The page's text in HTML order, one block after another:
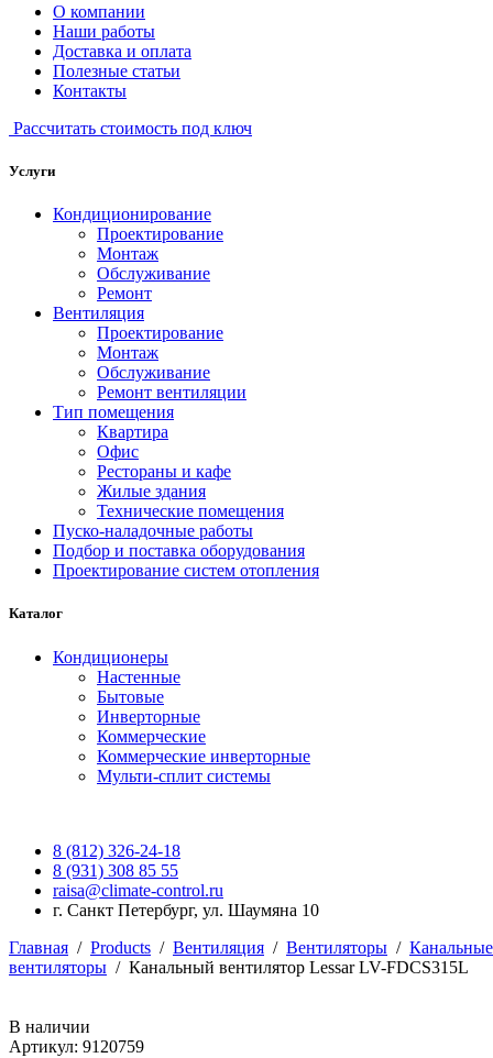
О компании
Наши работы
Доставка и оплата
Полезные статьи
Контакты
Рассчитать стоимость под ключ
Услуги
Кондиционирование
Проектирование
Монтаж
Обслуживание
Ремонт
Вентиляция
Проектирование
Монтаж
Обслуживание
Ремонт вентиляции
Тип помещения
Квартира
Офис
Рестораны и кафе
Жилые здания
Технические помещения
Пуско-наладочные работы
Подбор и поставка оборудования
Проектирование систем отопления
Каталог
Кондиционеры
Настенные
Бытовые
Инверторные
Коммерческие
Коммерческие инверторные
Мульти-сплит системы
8 (812) 326-24-18
8 (931) 308 85 55
raisa@climate-control.ru
г. Санкт Петербург, ул. Шаумяна 10
Главная / Products / Вентиляция / Вентиляторы / Канальные
вентиляторы / Канальный вентилятор Lessar LV-FDCS315L
В наличии
Артикул: 9120759